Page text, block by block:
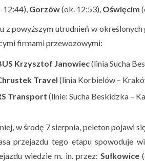
12:44), Gorzów(ok. 12:53), Oświęcim
z powyższym utrudnień w
firmami przewozowymi:
Krzysztof Janowiec(linia Sucha
Travel (linia Korbielów –
Transport (linie: Sucha Beskidzka –
w środę 7 sierpnia, peleton pojawi
przejazdu tego etapu spowoduje
wiedzie m. in. przez: Sułkowice